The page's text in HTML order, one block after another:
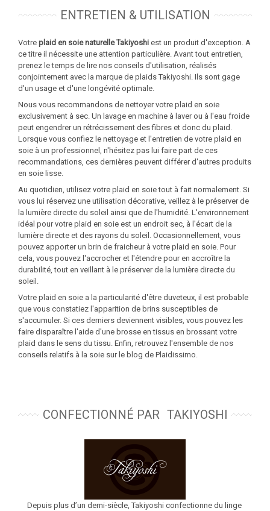
ENTRETIEN & UTILISATION
Votre plaid en soie naturelle Takiyoshi est un produit d'exception. A
ce titre il nécessite une attention particulière. Avant tout entretien,
prenez le temps de lire nos conseils d'utilisation, réalisés
conjointement avec la marque de plaids Takiyoshi. Ils sont gage
d'un usage et d'une longévité optimale.
Nous vous recommandons de nettoyer votre plaid en soie
exclusivement à sec. Un lavage en machine à laver ou à l'eau froide
peut engendrer un rétrécissement des fibres et donc du plaid.
Lorsque vous confiez le nettoyage et l'entretien de votre plaid en
soie à un professionnel, n'hésitez pas lui faire part de ces
recommandations, ces dernières peuvent différer d'autres produits
en soie lisse.
Au quotidien, utilisez votre plaid en soie tout à fait normalement. Si
vous lui réservez une utilisation décorative, veillez à le préserver de
la lumière directe du soleil ainsi que de l'humidité. L'environnement
idéal pour votre plaid en soie est un endroit sec, à l'écart de la
lumière directe et des rayons du soleil. Occasionnellement, vous
pouvez apporter un brin de fraicheur à votre plaid en soie. Pour
cela, vous pouvez l'accrocher et l'étendre pour en accroître la
durabilité, tout en veillant à le préserver de la lumière directe du
soleil.
Votre plaid en soie a la particularité d'être duveteux, il est probable
que vous constatiez l'apparition de brins susceptibles de
s'accumuler. Si ces derniers deviennent visibles, vous pouvez les
faire disparaître l'aide d'une brosse en tissus en brossant votre
plaid dans le sens du tissu. Enfin, retrouvez l'ensemble de nos
conseils relatifs à la soie sur le blog de Plaidissimo.
CONFECTIONNÉ PAR TAKIYOSHI
Depuis plus d’un demi-siècle, Takiyoshi confectionne du linge